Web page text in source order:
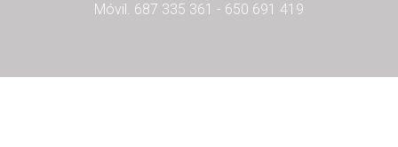
Móvil. 687 335 361 - 650 691 419